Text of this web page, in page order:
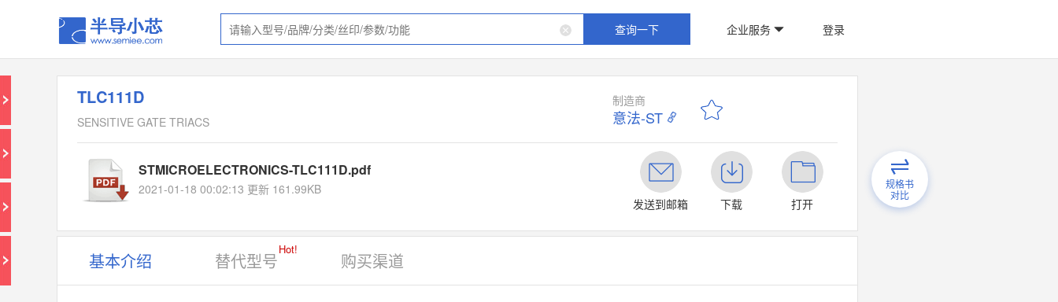
查询一下 企业服务 登录
TLC111D
SENSITIVE GATE TRIACS
制造商
意法-ST
STMICROELECTRONICS-TLC111D.pdf
2021-01-18 00:02:13 更新 161.99KB
发送到邮箱
下载 打开
规格书
对比
基本介绍 替代型号
Hot!
购买渠道